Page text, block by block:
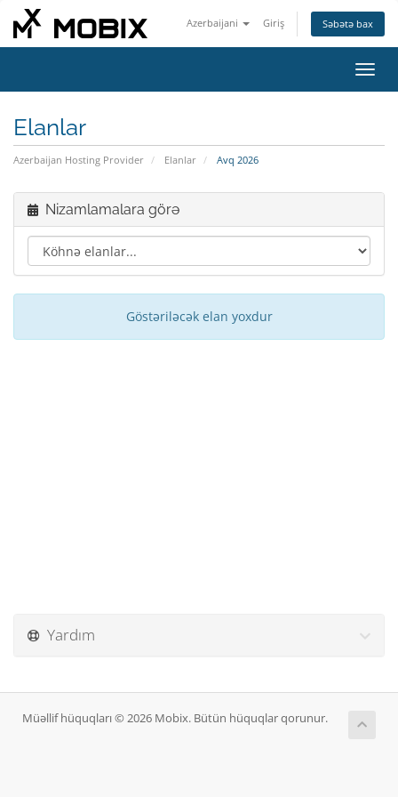
Azerbaijani Giriş Səbətə bax
keçid
Elanlar
Azerbaijan Hosting Provider Elanlar Avq 2026
Nizamlamalara görə
Göstəriləcək elan yoxdur
Yardım
Müəllif hüquqları © 2026 Mobix. Bütün hüquqlar qorunur.